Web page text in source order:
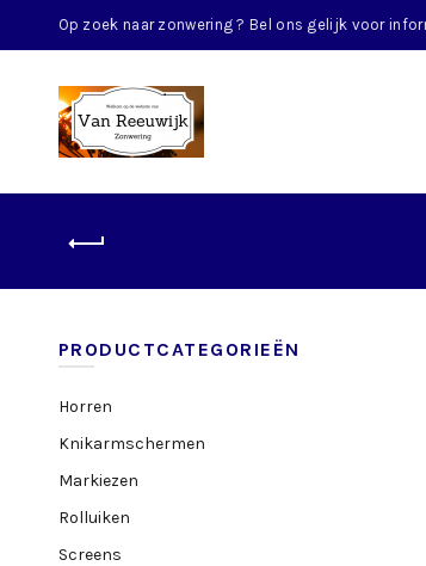
Op zoek naar zonwering ? Bel ons gelijk voor
PRODUCTCATEGORIEËN
Horren
Knikarmschermen
Markiezen
Rolluiken
Screens